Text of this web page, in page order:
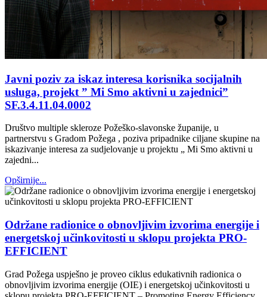
Javni poziv za iskaz interesa korisnika socijalnih
usluga, projekt ” Mi Smo aktivni u zajednici”
SF.3.4.11.04.0002
Društvo multiple skleroze Požeško-slavonske županije, u
partnerstvu s Gradom Požega , poziva pripadnike ciljane skupine na
iskazivanje interesa za sudjelovanje u projektu „ Mi Smo aktivni u
zajedni...
Opširnije...
Održane radionice o obnovljivim izvorima energije i
energetskoj učinkovitosti u sklopu projekta PRO-
EFFICIENT
Grad Požega uspješno je proveo ciklus edukativnih radionica o
obnovljivim izvorima energije (OIE) i energetskoj učinkovitosti u